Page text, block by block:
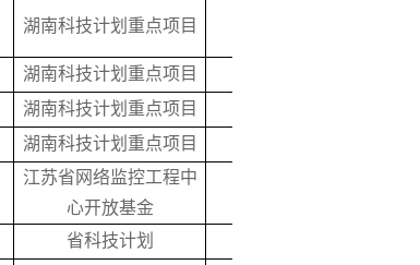
湖南科技计划重点项目
湖南科技计划重点项目
湖南科技计划重点项目
湖南科技计划重点项目
江苏省网络监控工程中
心开放基金
省科技计划